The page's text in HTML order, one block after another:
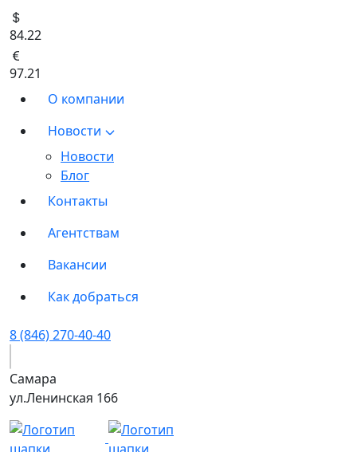
84.22
97.21
О компании
Новости
Новости
Блог
Контакты
Агентствам
Вакансии
Как добраться
8 (846) 270-40-40
Самара
ул.Ленинская 166